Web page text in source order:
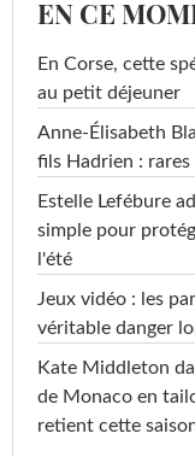
EN CE
En Corse, cette
au petit déjeuner
Anne-Élisabeth
fils Hadrien : rares
Estelle Lefébure
simple pour
l'été
Jeux vidéo : les
véritable danger
Kate Middleton
de Monaco en
retient cette